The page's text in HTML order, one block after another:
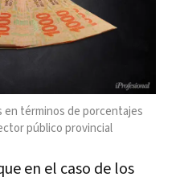
en términos de porcentajes
público provincial
en el caso de los